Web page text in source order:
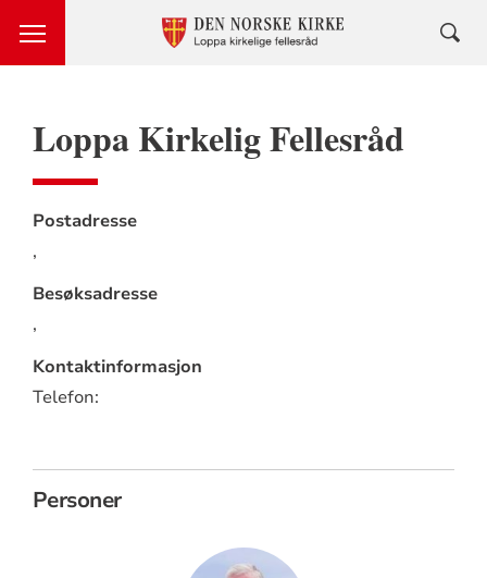
Loppa Kirkelig Fellesråd
Postadresse
,
Besøksadresse
,
Kontaktinformasjon
Telefon:
Personer